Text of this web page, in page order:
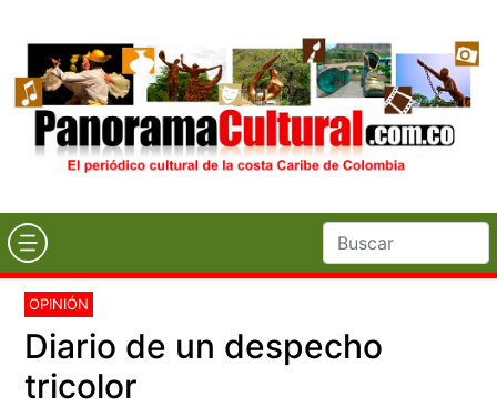
OPINIÓN
Diario de un despecho
tricolor